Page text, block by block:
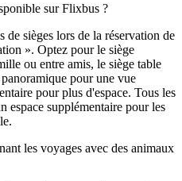
sur Flixbus ?
sièges lors de la réservation de
». Optez pour le siège
ou entre amis, le siège table
pour une vue
pour plus d'espace. Tous les
espace supplémentaire pour les
les voyages avec des animaux